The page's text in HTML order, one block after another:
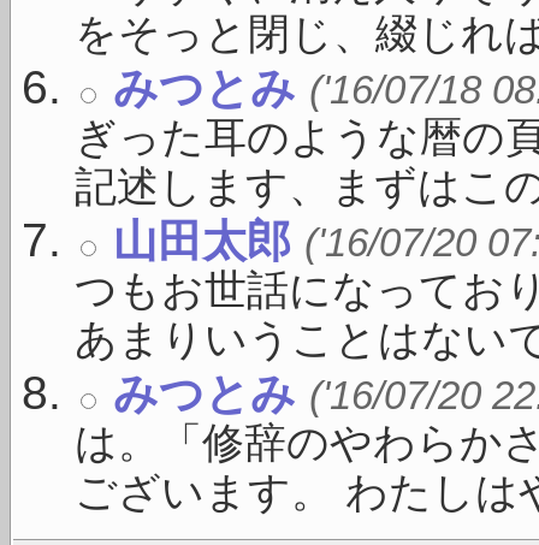
をそっと閉じ、綴じれ
みつとみ ('16/07/18
ぎった耳のような暦の
記述します、まずはこ
山田太郎 ('16/07/20
つもお世話になってお
あまりいうことはない
みつとみ ('16/07/20
は。「修辞のやわらか
ございます。 わたしは